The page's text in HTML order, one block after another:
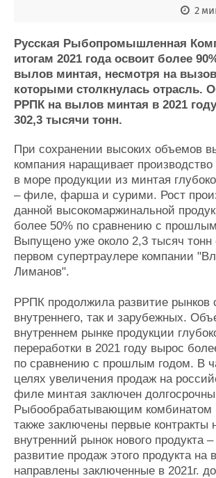
Судостроение
Пульс
Новости
Компании
Репутация
Крюинг
Журнал
Реклама
Торговая
Доска
Продажа флота
Оборудование
Услуги
Конференции
Выставки и семинары
Личности
Словарь
Флот
Галерея
Форум
2
Русская Рыбопромышленная
итогам 2021 года освоит более
вылов минтая, несмотря на
которыми столкнулась отрасль.
РРПК на вылов минтая в 2021
302,3 тысячи тонн.
При сохранении высоких объемов
компания наращивает
в море продукции из минтая
– филе, фарша и сурими. Рост
данной высокомаржинальной
более 50% по сравнению с
Выпущено уже около 2,3 тысяч
первом супертраулере компании
Лиманов".
РРПК продолжила развитие рынков
внутреннего, так и зарубежных.
внутреннем рынке продукции
переработки в 2021 году вырос
по сравнению с прошлым годом. В
целях увеличения продаж на
филе минтая заключен
Рыбообрабатывающим
также заключены первые контракты
внутренний рынок нового продукта
развитие продаж этого продукта
направлены заключенные в 2021г.